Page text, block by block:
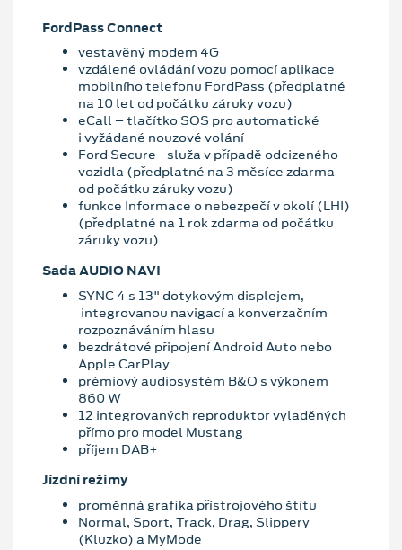
FordPass Connect
vestavěný modem 4G
vzdálené ovládání vozu pomocí aplikace
mobilního telefonu FordPass (předplatné
na 10 let od počátku záruky vozu)
eCall – tlačítko SOS pro automatické
i vyžádané nouzové volání
Ford Secure - služa v případě odcizeného
vozidla (předplatné na 3 měsíce zdarma
od počátku záruky vozu)
funkce Informace o nebezpečí v okolí (LHI)
(předplatné na 1 rok zdarma od počátku
záruky vozu)
Sada AUDIO NAVI
SYNC 4 s 13" dotykovým displejem,
integrovanou navigací a konverzačním
rozpoznáváním hlasu
bezdrátové připojení Android Auto nebo
Apple CarPlay
prémiový audiosystém B&O s výkonem
860 W
12 integrovaných reproduktor vyladěných
přímo pro model Mustang
příjem DAB+
Jízdní režimy
proměnná grafika přístrojového štítu
Normal, Sport, Track, Drag, Slippery
(Kluzko) a MyMode